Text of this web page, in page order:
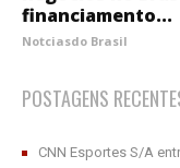
financiamento...
Notciasdo Brasil
POSTAGENS
CNN Esportes S/A